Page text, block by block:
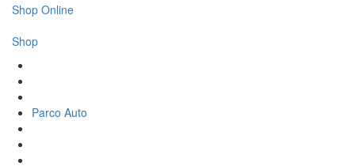
Shop Online
Shop
Parco Auto